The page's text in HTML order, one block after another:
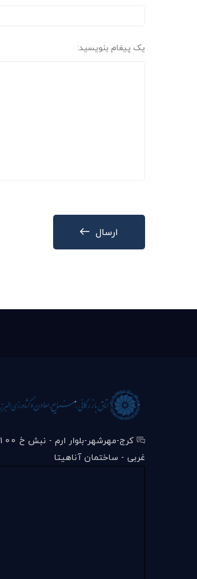
یک پیغام بنویسید:
ارسال
کرج-مهرشهر-بلوار ارم - نبش خ 100
غربی - ساختمان آناهیتا